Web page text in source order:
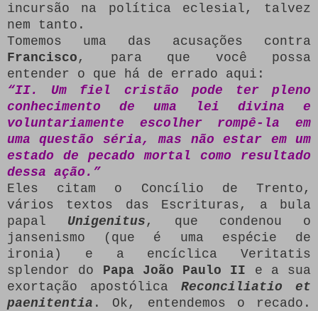
incursão na política eclesial, talvez
nem tanto.
Tomemos uma das acusações contra
Francisco , para que você possa
entender o que há de errado aqui:
“II. Um fiel cristão pode ter pleno
conhecimento de uma lei divina e
voluntariamente escolher rompê-la em
uma questão séria, mas não estar em um
estado de pecado mortal como resultado
dessa ação.”
Eles citam o Concílio de Trento,
vários textos das Escrituras, a bula
papal Unigenitus , que condenou o
jansenismo (que é uma espécie de
ironia) e a encíclica Veritatis
splendor do Papa João Paulo II e a sua
exortação apostólica Reconciliatio et
paenitentia . Ok, entendemos o recado.